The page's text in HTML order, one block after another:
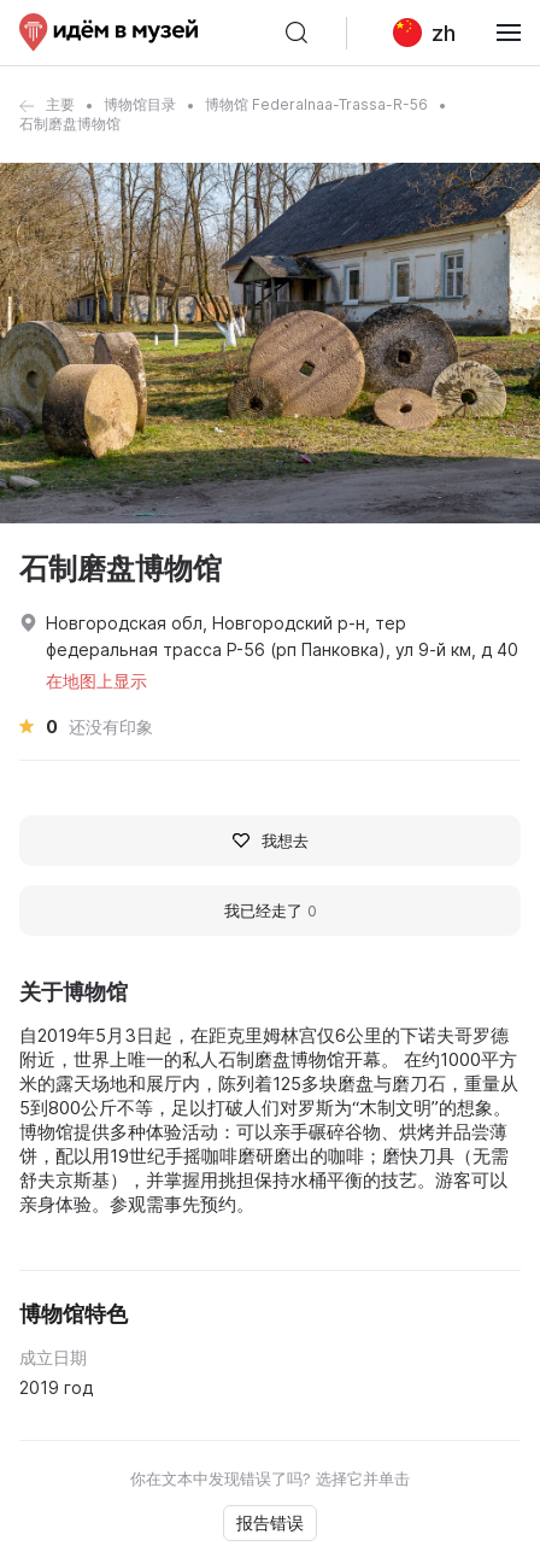
zh
主要 博物馆目录
博物馆 Federalnaa-Trassa-R-56
石制磨盘博物馆
关于博物馆
自2019年5月3日起，在距克里姆林宫仅6公里的下诺夫哥罗德
附近，世界上唯一的私人石制磨盘博物馆开幕。 在约1000平方
米的露天场地和展厅内，陈列着125多块磨盘与磨刀石，重量从
5到800公斤不等，足以打破人们对罗斯为“木制文明”的想象。
博物馆提供多种体验活动：可以亲手碾碎谷物、烘烤并品尝薄
饼，配以用19世纪手摇咖啡磨研磨出的咖啡；磨快刀具（无需
舒夫京斯基），并掌握用挑担保持水桶平衡的技艺。游客可以
亲身体验。参观需事先预约。
博物馆特色
成立日期
2019 год
你在文本中发现错误了吗? 选择它并单击
报告错误
石制磨盘博物馆
Новгородская обл, Новгородский р-н, тер
федеральная трасса Р-56 (рп Панковка), ул 9-й км, д 40
在地图上显示
0 还没有印象
我想去
我已经走了 0